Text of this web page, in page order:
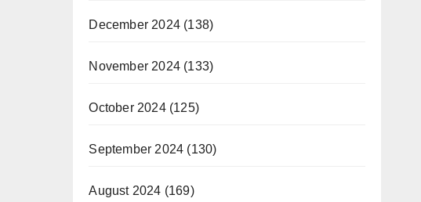
December 2024(138)
November 2024(133)
October 2024(125)
September 2024 (130)
August 2024 (169)